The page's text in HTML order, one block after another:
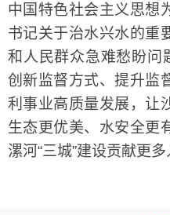
中国特色社会主义思想
书记关于治水兴水的重
和人民群众急难愁盼问
创新监督方式、提升监
利事业高质量发展，让
生态更优美、水安全更
漯河“三城”建设贡献更多